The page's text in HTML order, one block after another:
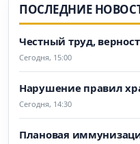
ПОСЛЕДНИЕ
Честный труд,
Сегодня, 15:00
Нарушение правил
Сегодня, 14:30
Плановая